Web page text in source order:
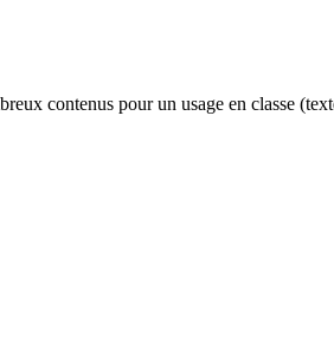
contenus pour un usage en classe